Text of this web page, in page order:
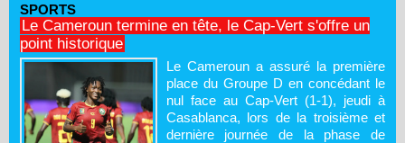
SPORTS
Le Cameroun termine en tête, le Cap-Vert s'offre un
point historique
Le Cameroun a assuré la première
place du Groupe D en concédant le
nul face au Cap-Vert (1-1), jeudi à
Casablanca, lors de la troisième et
dernière journée de la phase de